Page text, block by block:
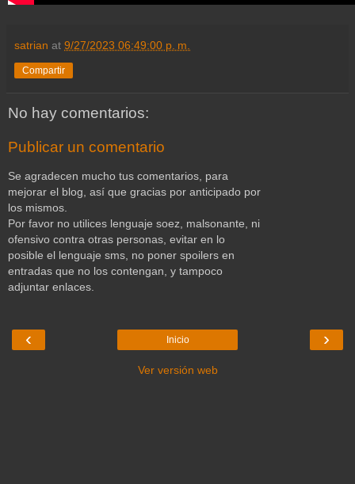
satrian at 9/27/2023 06:49:00 p. m.
Compartir
No hay comentarios:
Publicar un comentario
Se agradecen mucho tus comentarios, para
mejorar el blog, así que gracias por anticipado por
los mismos.
Por favor no utilices lenguaje soez, malsonante, ni
ofensivo contra otras personas, evitar en lo
posible el lenguaje sms, no poner spoilers en
entradas que no los contengan, y tampoco
adjuntar enlaces.
‹ ›
Inicio
Ver versión web